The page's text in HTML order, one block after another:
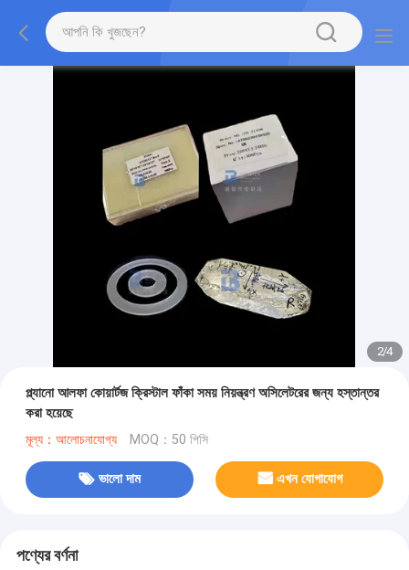
2/4
প্ল্যানো আলফা কোয়ার্টজ ক্রিস্টাল ফাঁকা সময় নিয়ন্ত্রণ অসিলেটরের জন্য হস্তান্তর
করা হয়েছে
মূল্য：আলোচনাযোগ্য MOQ：50 পিসি
ভালো দাম এখন যোগাযোগ
পণ্যের বর্ণনা